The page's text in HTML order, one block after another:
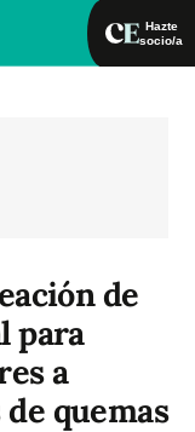
Hazte
socio/a
de
para
a
quemas